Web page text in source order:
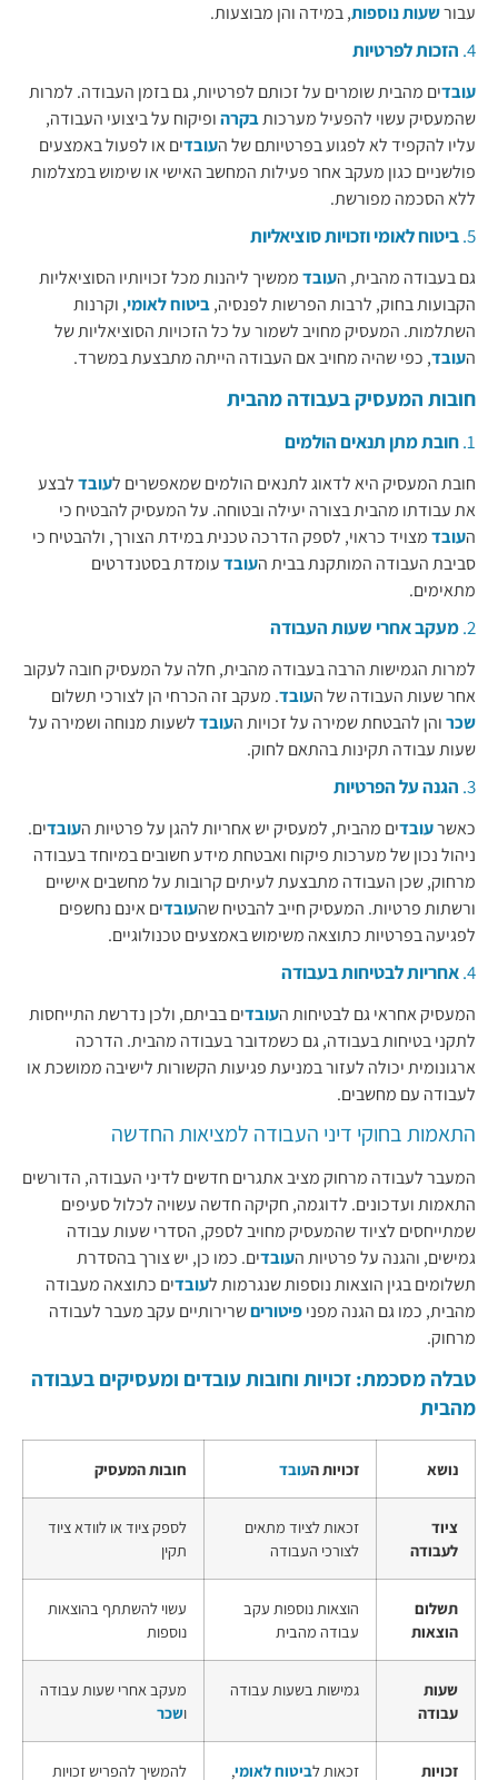
עבורשעות נוספות, במידה והן מבוצעות.
הזכות לפרטיות
עובדים מהבית שומרים על זכותם לפרטיות, גם בזמן העבודה. למרות
שהמעסיק עשוי להפעיל מערכותבקרהופיקוח על ביצועי העבודה,
עליו להקפיד לא לפגוע בפרטיותם של העובדים או לפעול באמצעים
פולשניים כגון מעקב אחר פעילות המחשב האישי או שימוש במצלמות
ללא הסכמה מפורשת.
ביטוח לאומי וזכויות סוציאליות
גם בעבודה מהבית, ה עובדממשיך ליהנות מכל זכויותיו הסוציאליות
הקבועות בחוק, לרבות הפרשות לפנסיה,ביטוח לאומי, וקרנות
השתלמות. המעסיק מחויב לשמור על כל הזכויות הסוציאליות של
עובד, כפי שהיה מחויב אם העבודה הייתה מתבצעת במשרד.
חובות המעסיק בעבודה מהבית
חובת מתן תנאים הולמים
חובת המעסיק היא לדאוג לתנאים הולמים שמאפשרים ל עובדלבצע
את עבודתו מהבית בצורה יעילה ובטוחה. על המעסיק להבטיח כי
עובדמצויד כראוי, לספק הדרכה טכנית במידת הצורך, ולהבטיח כי
סביבת העבודה המותקנת בבית העובדעומדת בסטנדרטים
מתאימים.
מעקב אחרי שעות העבודה
למרות הגמישות הרבה בעבודה מהבית, חלה על המעסיק חובה לעקוב
אחר שעות העבודה של העובד. מעקב זה הכרחי הן לצורכי תשלום
שכרוהן להבטחת שמירה על זכויות העובדלשעות מנוחה ושמירה על
שעות עבודה תקינות בהתאם לחוק.
הגנה על הפרטיות
כאשרעובדים מהבית, למעסיק יש אחריות להגן על פרטיות העובדים.
ניהול נכון של מערכות פיקוח ואבטחת מידע חשובים במיוחד בעבודה
מרחוק, שכן העבודה מתבצעת לעיתים קרובות על מחשבים אישיים
ורשתות פרטיות. המעסיק חייב להבטיח שהעובדים אינם נחשפים
לפגיעה בפרטיות כתוצאה משימוש באמצעים טכנולוגיים.
אחריות לבטיחות בעבודה
המעסיק אחראי גם לבטיחות העובדים בביתם, ולכן נדרשת התייחסות
לתקני בטיחות בעבודה, גם כשמדובר בעבודה מהבית. הדרכה
ארגונומית יכולה לעזור במניעת פגיעות הקשורות לישיבה ממושכת או
לעבודה עם מחשבים.
התאמות בחוקי דיני העבודה למציאות החדשה
המעבר לעבודה מרחוק מציב אתגרים חדשים לדיני העבודה, הדורשים
התאמות ועדכונים. לדוגמה, חקיקה חדשה עשויה לכלול סעיפים
שמתייחסים לציוד שהמעסיק מחויב לספק, הסדרי שעות עבודה
גמישים, והגנה על פרטיות העובדים. כמו כן, יש צורך בהסדרת
תשלומים בגין הוצאות נוספות שנגרמות לעובדים כתוצאה מעבודה
מהבית, כמו גם הגנה מפניפיטוריםשרירותיים עקב מעבר לעבודה
מרחוק.
טבלה מסכמת: זכויות וחובות עובדים ומעסיקים בעבודה
מהבית
נושא זכויות העובד חובות המעסיק
ציוד
לעבודה
זכאות לציוד מתאים
לצורכי העבודה
לספק ציוד או לוודא ציוד
תקין
תשלום
הוצאות
הוצאות נוספות עקב
עבודה מהבית
עשוי להשתתף בהוצאות
נוספות
שעות
עבודה
גמישות בשעות עבודה
מעקב אחרי שעות עבודה
שכר
זכויות זכאות לביטוח לאומי, להמשיך להפריש זכויות